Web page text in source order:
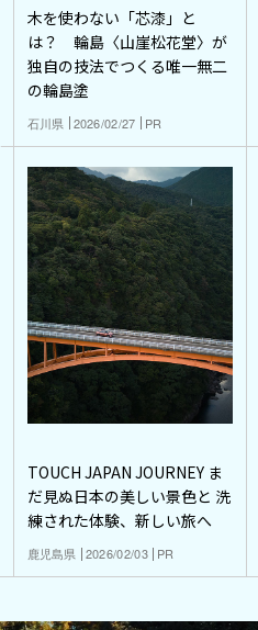
木を使わない「芯漆」と
は？ 輪島〈山崖松花堂〉が
独自の技法でつくる唯一無二
の輪島塗
石川県 2026/02/27 PR
TOUCH JAPAN JOURNEY ま
だ見ぬ日本の美しい景色と 洗
練された体験、新しい旅へ
鹿児島県 2026/02/03 PR